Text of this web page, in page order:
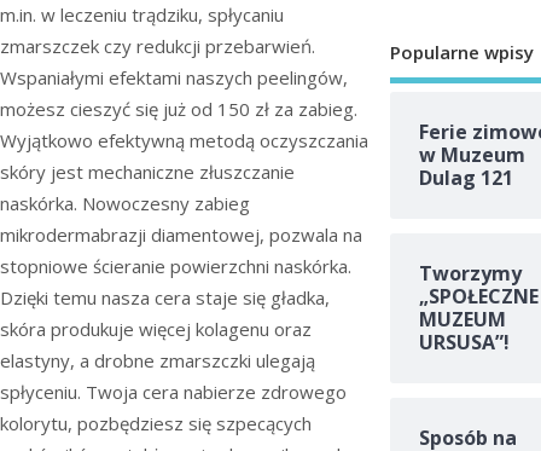
m.in. w leczeniu trądziku, spłycaniu
zmarszczek czy redukcji przebarwień.
Wspaniałymi efektami naszych peelingów,
możesz cieszyć się już od 150 zł za zabieg.
Wyjątkowo efektywną metodą oczyszczania
skóry jest mechaniczne złuszczanie
naskórka. Nowoczesny zabieg
mikrodermabrazji diamentowej, pozwala na
stopniowe ścieranie powierzchni naskórka.
Dzięki temu nasza cera staje się gładka,
skóra produkuje więcej kolagenu oraz
elastyny, a drobne zmarszczki ulegają
spłyceniu. Twoja cera nabierze zdrowego
kolorytu, pozbędziesz się szpecących
Popularne wpisy
Ferie
w Muzeum
Dulag 121
Tworzymy
„SPOŁECZNE
MUZEUM
URSUSA”!
Sposób na